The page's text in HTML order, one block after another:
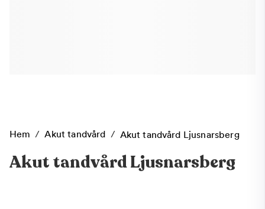
Hem / Akut tandvård / Akut tandvård Ljusnarsberg
Akut tandvård Ljusnarsberg